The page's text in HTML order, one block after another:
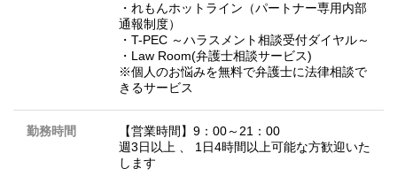
・れもんホットライン（パートナー専用内部
通報制度）
・T-PEC ～ハラスメント相談受付ダイヤル～
・Law Room(弁護士相談サービス)
※個人のお悩みを無料で弁護士に法律相談で
きるサービス
勤務時間
【営業時間】9：00～21：00
週3日以上 、 1日4時間以上可能な方歓迎いた
します